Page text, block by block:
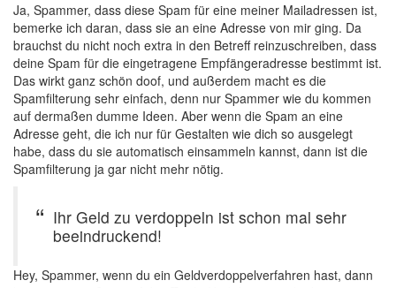
Ja, Spammer, dass diese Spam für eine meiner Mailadressen ist,
bemerke ich daran, dass sie an eine Adresse von mir ging. Da
brauchst du nicht noch extra in den Betreff reinzuschreiben, dass
deine Spam für die eingetragene Empfängeradresse bestimmt ist.
Das wirkt ganz schön doof, und außerdem macht es die
Spamfilterung sehr einfach, denn nur Spammer wie du kommen
auf dermaßen dumme Ideen. Aber wenn die Spam an eine
Adresse geht, die ich nur für Gestalten wie dich so ausgelegt
habe, dass du sie automatisch einsammeln kannst, dann ist die
Spamfilterung ja gar nicht mehr nötig.
Ihr Geld zu verdoppeln ist schon mal sehr
beeindruckend!
Hey, Spammer, wenn du ein Geldverdoppelverfahren hast, dann